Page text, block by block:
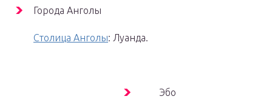
Города Анголы
Столица Анголы: Луанда.
Эбо